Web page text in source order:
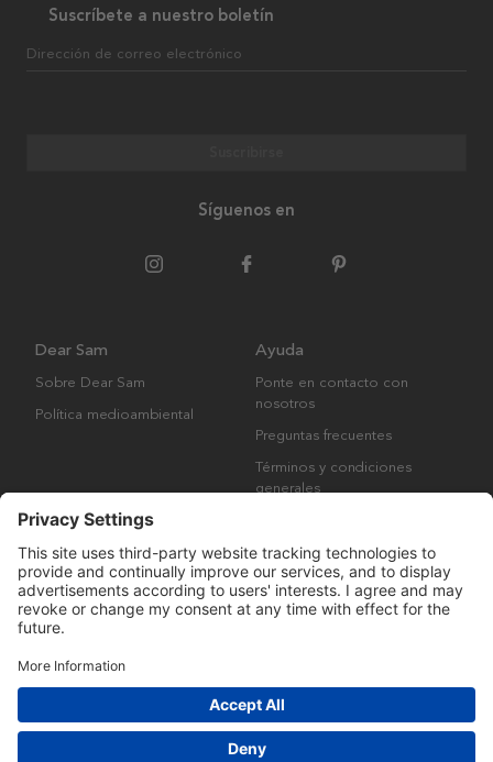
Suscríbete a nuestro boletín
Dirección de correo electrónico
Síguenos en
Dear Sam
Sobre Dear Sam
Política medioambiental
Ayuda
Ponte en contacto con
nosotros
Preguntas frecuentes
Términos y condiciones
generales
Derechos de autor © Many Brands AB 2023. Todos los derechos